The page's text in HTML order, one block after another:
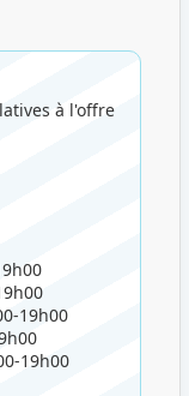
à l'offre
19h00
19h00